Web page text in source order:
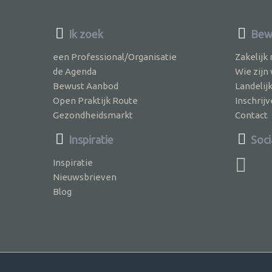
Ik zoek
een Professional/Organisatie
de Agenda
Bewust Aanbod
Open Praktijk Route
Gezondheidsmarkt
Inspiratie
Inspiratie
Nieuwsbrieven
Blog
Zakelijk
Wie zijn
Contact